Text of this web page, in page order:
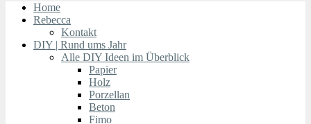
Home
Rebecca
Kontakt
DIY | Rund ums Jahr
Alle DIY Ideen im Überblick
Papier
Holz
Porzellan
Beton
Fimo